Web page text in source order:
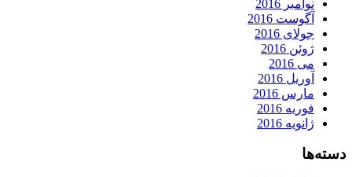
نوامبر 2016
آگوست 2016
جولای 2016
ژوئن 2016
می 2016
آوریل 2016
مارس 2016
فوریه 2016
ژانویه 2016
دسته‌ها